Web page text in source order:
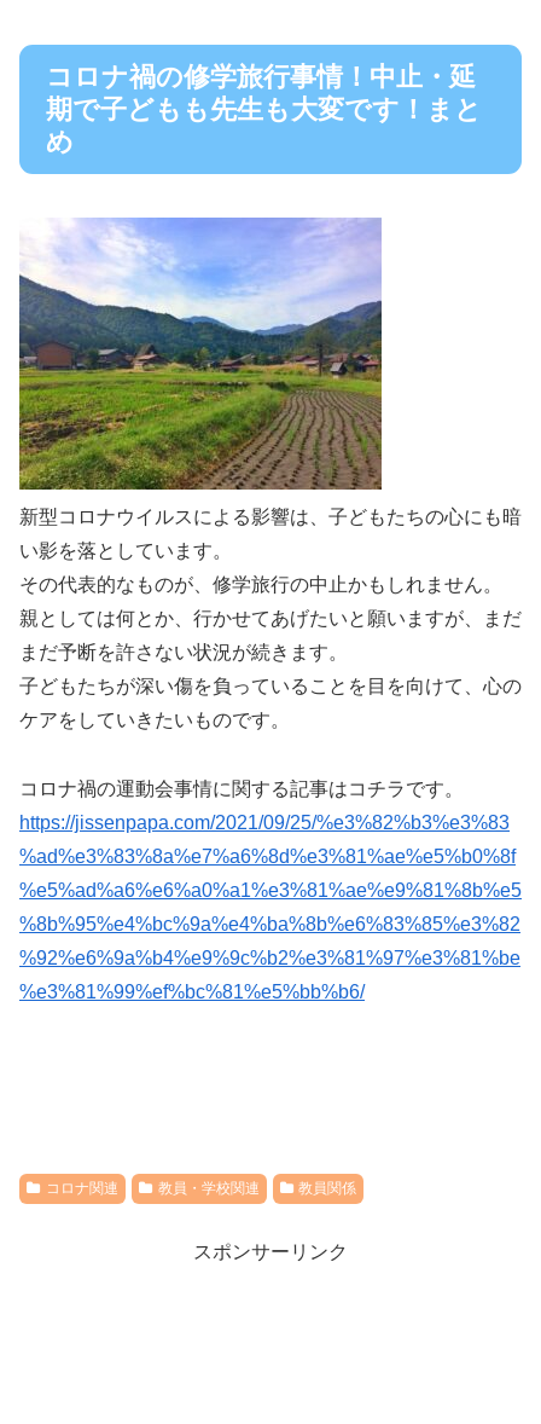
コロナ禍の修学旅行事情！中止・延
期で子どもも先生も大変です！まと
め
新型コロナウイルスによる影響は、子どもたちの心にも暗
い影を落としています。
その代表的なものが、修学旅行の中止かもしれません。
親としては何とか、行かせてあげたいと願いますが、まだ
まだ予断を許さない状況が続きます。
子どもたちが深い傷を負っていることを目を向けて、心の
ケアをしていきたいものです。
コロナ禍の運動会事情に関する記事はコチラです。
https://jissenpapa.com/2021/09/25/%e3%82%b3%e3%83
%ad%e3%83%8a%e7%a6%8d%e3%81%ae%e5%b0%8f
%e5%ad%a6%e6%a0%a1%e3%81%ae%e9%81%8b%e5
%8b%95%e4%bc%9a%e4%ba%8b%e6%83%85%e3%82
%92%e6%9a%b4%e9%9c%b2%e3%81%97%e3%81%be
%e3%81%99%ef%bc%81%e5%bb%b6/
コロナ関連 教員・学校関連 教員関係
スポンサーリンク